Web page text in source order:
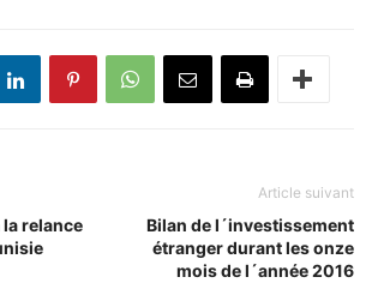
la relance
Article suivant
Bilan de l´investissement
étranger durant les onze
mois de l´année 2016